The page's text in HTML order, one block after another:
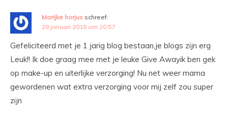
Marijke horjus schreef:
28 januari 2018 om 20:57
Gefeliciteerd met je 1 jarig blog bestaan,je blogs zijn erg
Leuk!! Ik doe graag mee met je leuke Give Awayik ben gek
op make-up en uiterlijke verzorging! Nu net weer mama
gewordenen wat extra verzorging voor mij zelf zou super
zijn